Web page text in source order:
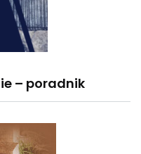
– poradnik